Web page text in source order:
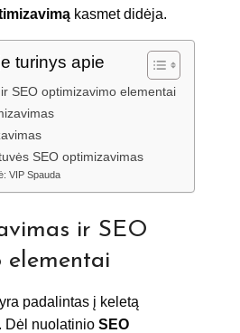
kasmet didėja.
turinys apie
SEO optimizavimo elementai
SEO optimizavimas
VIP Spauda
ir SEO
elementai
yra padalintas į keletą
Dėl nuolatinio SEO